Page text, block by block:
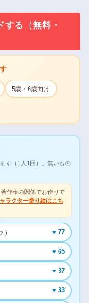
する（無料・
5歳・6歳向け
す（1人1回）。無いもの
作権の関係でお作りで
ラクター塗り絵はこち
♥ 77
♥ 65
♥ 37
♥ 33